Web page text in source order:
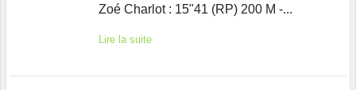
Zoé Charlot : 15"41 (RP) 200 M -...
Lire la suite